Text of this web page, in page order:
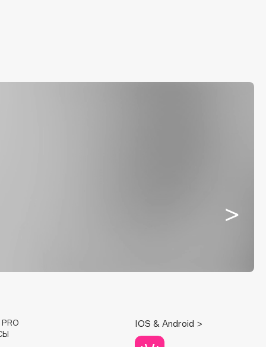
PRO
IOS & Android >